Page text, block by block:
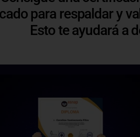
para respaldar y
Esto te ayudará a